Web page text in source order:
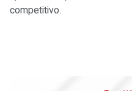
competitivo.